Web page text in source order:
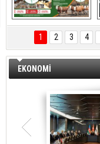
ÖNAL TARIM
TANITIM FİLMİ
1 2 3 4
EKONOMİ